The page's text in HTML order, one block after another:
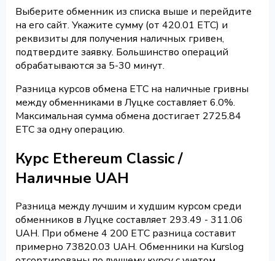
Выберите обменник из списка выше и перейдите
на его сайт. Укажите сумму (от 420.01 ETC) и
реквизиты для получения наличных гривен,
подтвердите заявку. Большинство операций
обрабатываются за 5-30 минут.
Разница курсов обмена ETC на наличные гривны
между обменниками в Луцке составляет 6.0%.
Максимальная сумма обмена достигает 2725.84
ETC за одну операцию.
Курс Ethereum Classic /
Наличные UAH
Разница между лучшим и худшим курсом среди
обменников в Луцке составляет 293.49 - 311.06
UAH. При обмене 4 200 ETC разница составит
примерно 73820.03 UAH. Обменники на Kurslog